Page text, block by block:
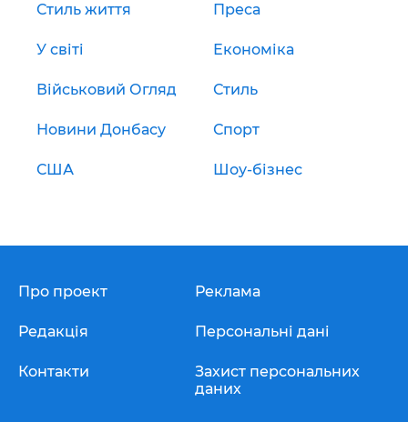
Стиль життя Преса
У світі Економіка
Військовий Огляд Стиль
Новини Донбасу Спорт
США Шоу-бізнес
Про проект
Редакція
Контакти
Реклама
Персональні дані
Захист персональних
даних